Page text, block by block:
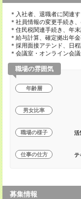
＊入社者、退職者に関連
＊社員情報の変更手続き
＊住民税関連手続き、年
＊給与計算、確定拠出年
＊採用面接アテンド、日
＊会議室・オンライン会
職場の雰囲気
年齢層
男女比率
職場の様子 活
仕事の仕方 テ
募集情報